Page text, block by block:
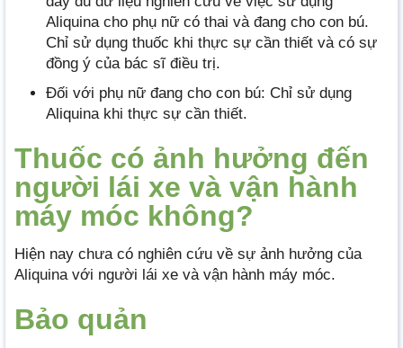
Aliquina cho phụ nữ có thai và đang cho con bú.
Chỉ sử dụng thuốc khi thực sự cần thiết và có sự
đồng ý của bác sĩ điều trị.
Đối với phụ nữ đang cho con bú: Chỉ sử dụng
Aliquina khi thực sự cần thiết.
Thuốc có ảnh hưởng đến
người lái xe và vận hành
máy móc không?
Hiện nay chưa có nghiên cứu về sự ảnh hưởng của
Aliquina với người lái xe và vận hành máy móc.
Bảo quản